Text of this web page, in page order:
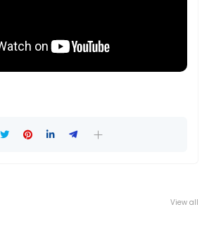
View all